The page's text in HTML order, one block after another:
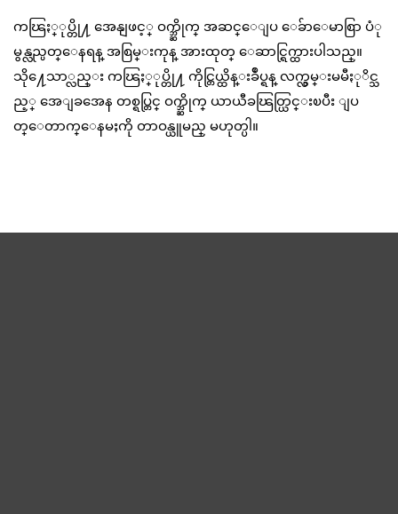
ကၽြႏ္ုပ္တို႔ အေနျဖင့္ ဝက္ဘ္ဆိုက္ အဆင္ေျပ ေခ်ာေမာစြာ ပံု
မွန္လည္ပတ္ေနရန္ အစြမ္းကုန္ အားထုတ္ ေဆာင္ရြက္ထားပါသည္။
သို႔ေသာ္လည္း ကၽြႏ္ုပ္တို႔ ကိုင္တြယ္ထိန္းခ်ဳပ္ရန္ လက္လွမ္းမမီႏုိင္သ
ည့္ အေျခအေန တစ္ရပ္တြင္ ဝက္ဘ္ဆိုက္ ယာယီခၽြတ္ယြင္းၿပီး ျပ
တ္ေတာက္ေနမႈကို တာဝန္ယူမည္ မဟုတ္ပါ။